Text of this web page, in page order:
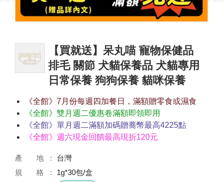
【買就送】呆丸喵 寵物保健品
排毛 關節 犬貓保養品 犬貓專用
日常保養 狗狗保養 貓咪保養
《全館》7月份每週四加餐日，滿額贈零食或濕食
《全館》雙月週二優惠卷滿額即領即用
《全館》單月週二滿額加碼贈蕎幣最高4225點
《全館》週六現金回饋最高現折120元
產 地
台灣
規 格
1g*30包/盒